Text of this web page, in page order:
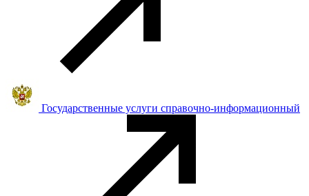
Государственные услуги справочно-информационный